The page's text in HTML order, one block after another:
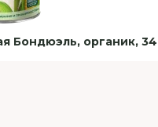
Бондюэль, органик,